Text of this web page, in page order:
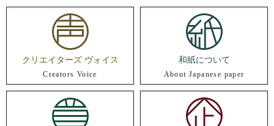
クリエイターズ ヴォイス
Creators Voice
和紙について
About Japanese paper